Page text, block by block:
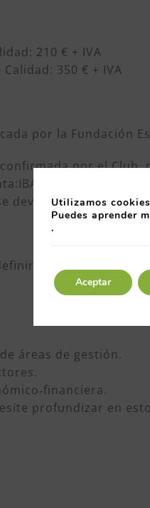
210 € + IVA
350 € + IVA
por la Fundación
por el
ES81 0030
devolverá el importe
objetivos e
áreas de gestión.
profundizar en
Utilizamos
Puedes aprender
.
Aceptar